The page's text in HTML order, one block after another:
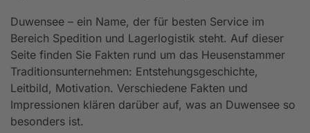
Duwensee – ein Name, der für besten Service im
Bereich Spedition und Lagerlogistik steht. Auf dieser
Seite finden Sie Fakten rund um das Heusenstammer
Traditionsunternehmen: Entstehungsgeschichte,
Leitbild, Motivation. Verschiedene Fakten und
Impressionen klären darüber auf, was an Duwensee so
besonders ist.